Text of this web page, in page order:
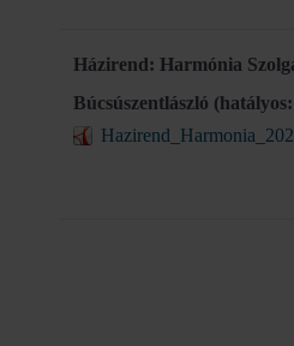
Házirend: Harmónia
Búcsúszentlászló